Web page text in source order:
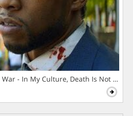
- In My Culture, Death Is Not The